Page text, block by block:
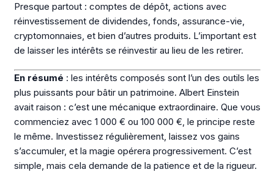
Presque partout : comptes de dépôt, actions avec
réinvestissement de dividendes, fonds, assurance-vie,
cryptomonnaies, et bien d’autres produits. L’important est
de laisser les intérêts se réinvestir au lieu de les retirer.
En résumé : les intérêts composés sont l’un des outils les
plus puissants pour bâtir un patrimoine. Albert Einstein
avait raison : c’est une mécanique extraordinaire. Que vous
commenciez avec 1 000 € ou 100 000 €, le principe reste
le même. Investissez régulièrement, laissez vos gains
s’accumuler, et la magie opérera progressivement. C’est
simple, mais cela demande de la patience et de la rigueur.